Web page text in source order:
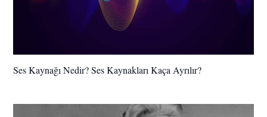
Ses Kaynağı Nedir? Ses Kaynakları Kaça Ayrılır?